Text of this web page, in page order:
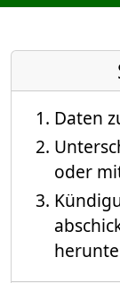
Daten
oder